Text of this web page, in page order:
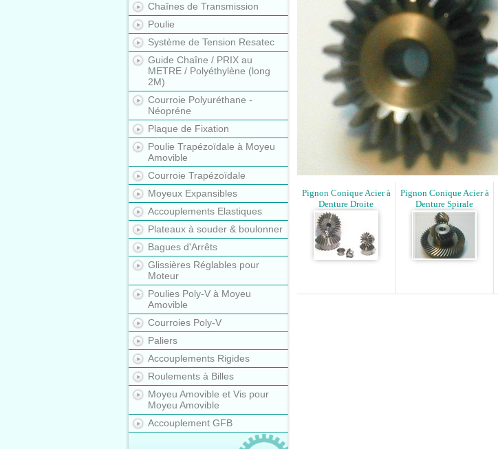
Chaînes de Transmission
Poulie
Système de Tension Resatec
Guide Chaîne / PRIX au
METRE / Polyéthylène (long
2M)
Courroie Polyuréthane -
Néopréne
Plaque de Fixation
Poulie Trapézoïdale à Moyeu
Amovible
Courroie Trapézoïdale
Moyeux Expansibles
Accouplements Elastiques
Plateaux à souder & boulonner
Bagues d'Arrêts
Glissières Réglables pour
Moteur
Poulies Poly-V à Moyeu
Amovible
Courroies Poly-V
Paliers
Accouplements Rigides
Roulements à Billes
Moyeu Amovible et Vis pour
Moyeu Amovible
Accouplement GFB
Pignon Conique Acier à
Denture Droite
Pignon Conique Acier à
Denture Spirale